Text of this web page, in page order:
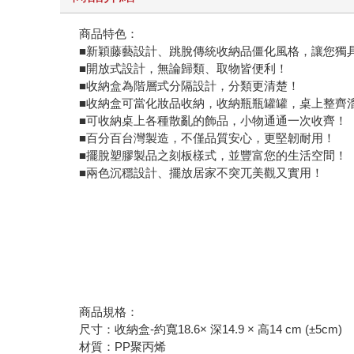
商品特色：
■新穎藤藝設計、跳脫傳統收納品僵化風格，讓您獨
■開放式設計，無論歸類、取物皆便利！
■收納盒為階層式分隔設計，分類更清楚！
■收納盒可當化妝品收納，收納瓶瓶罐罐，桌上整齊
■可收納桌上各種散亂的飾品，小物通通一次收齊！
■百分百台灣製造，不僅品質安心，更堅韌耐用！
■擺脫塑膠製品之刻板樣式，並豐富您的生活空間！
■兩色沉穩設計、擺放居家不突兀美觀又實用！
商品規格：
尺寸：收納盒-約寬18.6× 深14.9 × 高14 cm (±5cm)
材質：PP聚丙烯